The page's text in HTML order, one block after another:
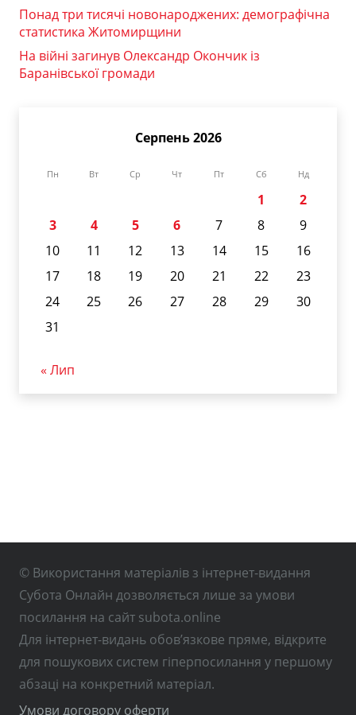
Понад три тисячі новонароджених: демографічна
статистика Житомирщини
На війні загинув Олександр Окончик із
Баранівської громади
Серпень 2026
Пн Вт Ср Чт Пт Сб Нд
1
2
3
4 5 6 7 8
9
10
11 12 13 14 15
16
17
18 19 20 21 22
23
24
25 26 27 28 29
30
31
« Лип
© Використання матеріалів з інтернет-видання
Субота Онлайн дозволяється лише за умови
посилання на сайт subota.online
Для інтернет-видань обов’язкове пряме, відкрите
для пошукових систем гіперпосилання у першому
абзаці на конкретний матеріал.
Умови договору оферти